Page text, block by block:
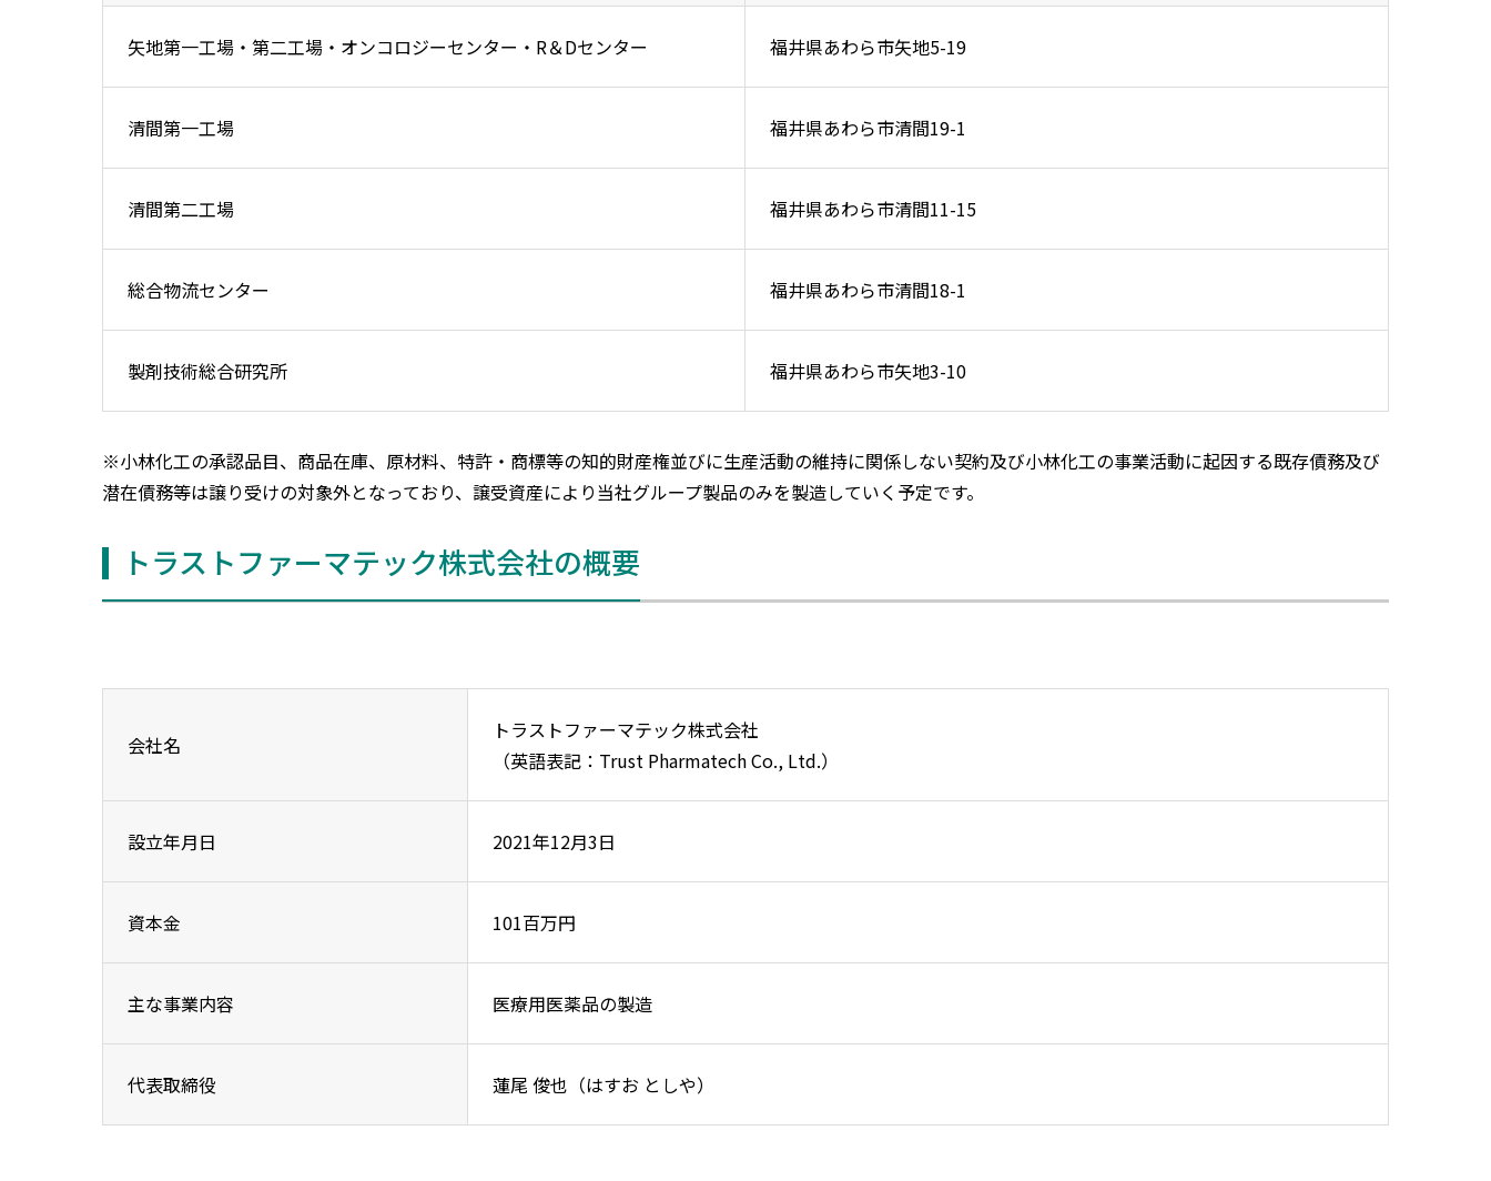
矢地第一工場・第二工場・オンコロジーセンター・R＆Dセンター 福井県あわら市矢地5-19
清間第一工場 福井県あわら市清間19-1
清間第二工場 福井県あわら市清間11-15
総合物流センター 福井県あわら市清間18-1
製剤技術総合研究所 福井県あわら市矢地3-10
※小林化工の承認品目、商品在庫、原材料、特許・商標等の知的財産権並びに生産活動の維持に関係しない契約及び小林化工の事業活動に起因する既存債務及び
潜在債務等は譲り受けの対象外となっており、譲受資産により当社グループ製品のみを製造していく予定です。
トラストファーマテック株式会社の概要
会社名
トラストファーマテック株式会社
（英語表記：Trust Pharmatech Co., Ltd.）
設立年月日 2021年12月3日
資本金 101百万円
主な事業内容 医療用医薬品の製造
代表取締役 蓮尾 俊也（はすお としや）